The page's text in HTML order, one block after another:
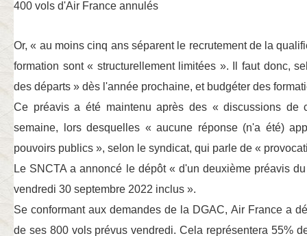
400 vols d'Air France annulés
Or, « au moins cinq ans séparent le recrutement de la
formation sont « structurellement limitées ». Il faut donc,
des départs » dès l'année prochaine, et budgéter des
Ce préavis a été maintenu après des « discussions de
semaine, lors desquelles « aucune réponse (n'a été)
pouvoirs publics », selon le syndicat, qui parle de «
Le SNCTA a annoncé le dépôt « d'un deuxième préavis
vendredi 30 septembre 2022 inclus ».
Se conformant aux demandes de la DGAC, Air France a
de ses 800 vols prévus vendredi. Cela représentera 55%